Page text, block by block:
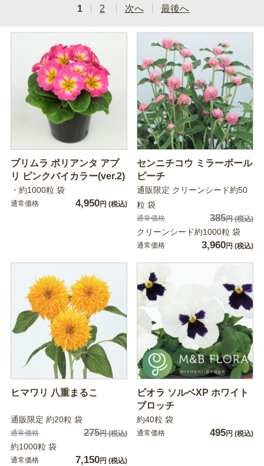
1
2 次へ 最後へ
プリムラ ポリアンタ アプ
リ ピンクバイカラー(ver.2)
・約1000粒 袋
通常価格 4,950円 (税込)
センニチコウ ミラーボール
ピーチ
通販限定 クリーンシード約50
粒 袋
通常価格 385円(税込)
クリーンシード約1000粒 袋
通常価格 3,960円 (税込)
ヒマワリ 八重まるこ
通販限定 約20粒 袋
通常価格 275円(税込)
約1000粒 袋
通常価格 7,150円 (税込)
ビオラ ソルベXP ホワイト
ブロッチ
約40粒 袋
通常価格 495円 (税込)